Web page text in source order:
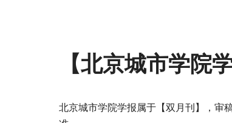
【北京城市学院
北京城市学院学报属于【双月刊】，审